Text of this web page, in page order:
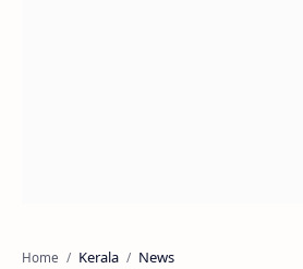
Home Kerala News